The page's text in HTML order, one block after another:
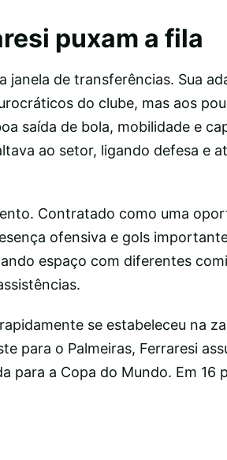
puxam a fila
janela de transferências. Sua
do clube, mas aos
saída de bola, mobilidade e
ao setor, ligando defesa e
Contratado como uma
ofensiva e gols
espaço com diferentes
se estabeleceu na
para o Palmeiras, Ferraresi
para a Copa do Mundo. Em 16